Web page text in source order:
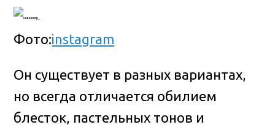
Фото:instagram
Он существует в разных вариантах,
но всегда отличается обилием
блесток, пастельных тонов и